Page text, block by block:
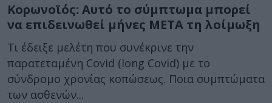
Κορωνοϊός: Αυτό το σύμπτωμα μπορεί
να επιδεινωθεί μήνες ΜΕΤΑ τη λοίμωξη
Τι έδειξε μελέτη που συνέκρινε την
παρατεταμένη Covid (long Covid) με το
σύνδρομο χρονίας κοπώσεως. Ποια συμπτώματα
των ασθενών...